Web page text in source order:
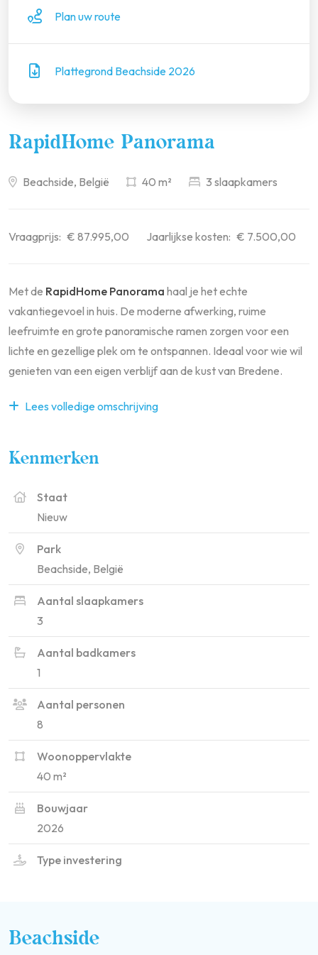
RapidHome Panorama
Beachside, België 40 m² 3 slaapkamers
Vraagprijs: € 87.995,00 Jaarlijkse kosten: € 7.500,00
Met de RapidHome Panorama haal je het echte
vakantiegevoel in huis. De moderne afwerking, ruime
leefruimte en grote panoramische ramen zorgen voor een
lichte en gezellige plek om te ontspannen. Ideaal voor wie wil
genieten van een eigen verblijf aan de kust van Bredene.
Lees volledige omschrijving
Kenmerken
Staat
Nieuw
Park
Beachside, België
Aantal slaapkamers
3
Aantal badkamers
1
Aantal personen
8
Woonoppervlakte
40 m²
Bouwjaar
2026
Type investering
Plan uw route
Plattegrond Beachside 2026
Beachside